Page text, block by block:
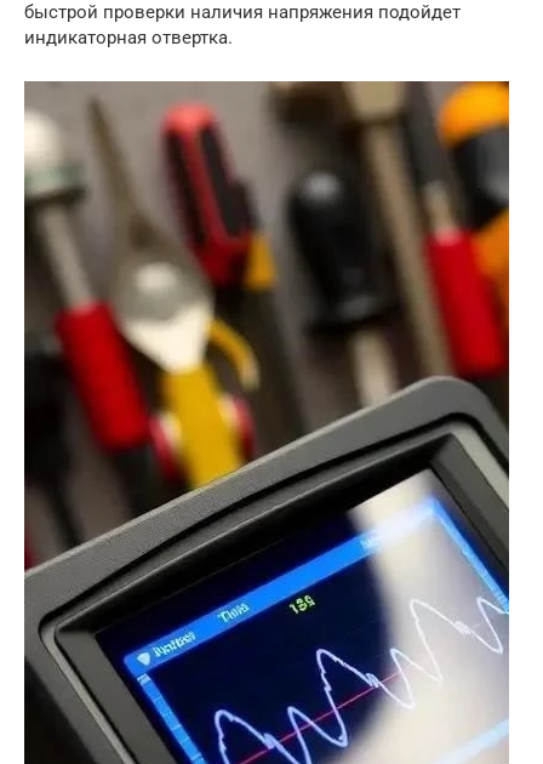
быстрой проверки наличия напряжения подойдет
индикаторная отвертка.